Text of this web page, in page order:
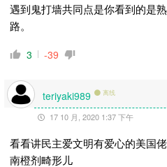
遇到鬼打墙共同点是你看到的是
路。
3 -39
teriyaki989 离线
17 10 月, 2020 1:37 下午
看看讲民主爱文明有爱心的美国
南橙剂畸形儿